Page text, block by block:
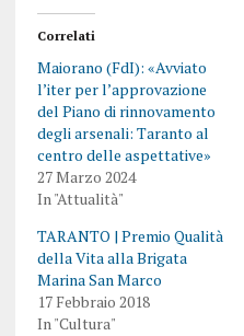
Correlati
Maiorano (FdI): «Avviato
l’iter per l’approvazione
del Piano di rinnovamento
degli arsenali: Taranto al
centro delle aspettative»
27 Marzo 2024
In "Attualità"
TARANTO | Premio Qualità
della Vita alla Brigata
Marina San Marco
17 Febbraio 2018
In "Cultura"